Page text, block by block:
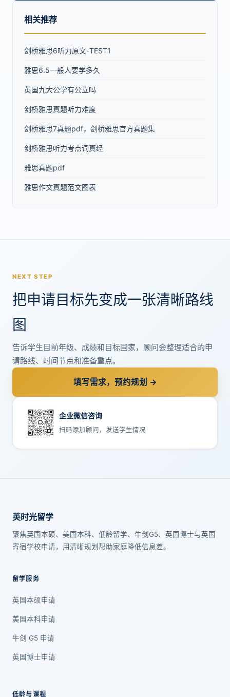
相关推荐
剑桥雅思6听力原文-TEST1
雅思6.5一般人要学多久
英国九大公学有公立吗
剑桥雅思真题听力难度
剑桥雅思7真题pdf，剑桥雅思官方真题集
剑桥雅思听力考点词真经
雅思真题pdf
雅思作文真题范文图表
NEXT STEP
把申请目标先变成一张清晰路线
图
告诉学生目前年级、成绩和目标国家，顾问会整理适合的申
请路线、时间节点和准备重点。
填写需求，预约规划 →
企业微信咨询
扫码添加顾问，发送学生情况
英时光留学
聚焦英国本硕、美国本科、低龄留学、牛剑G5、英国博士与英国
寄宿学校申请，用清晰规划帮助家庭降低信息差。
留学服务
英国本硕申请
美国本科申请
牛剑 G5 申请
英国博士申请
低龄与课程